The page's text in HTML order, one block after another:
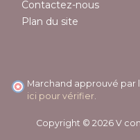
Contactez-nous
Plan du site
Marchand approuvé par
ici pour vérifier.
Copyright © 2026 V